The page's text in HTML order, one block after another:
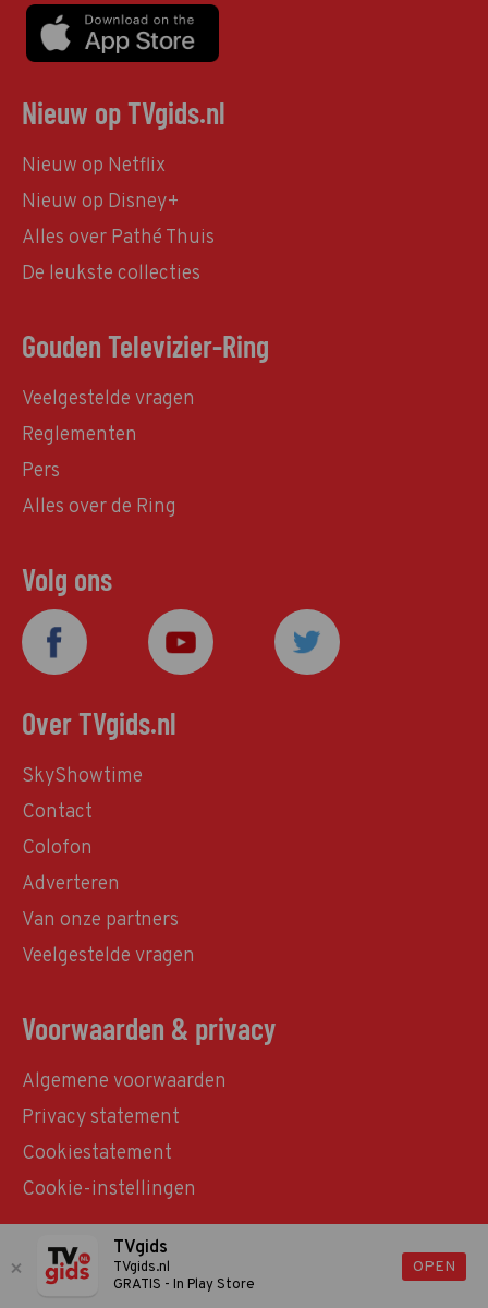
Nieuw op TVgids.nl
Nieuw op Netflix
Nieuw op Disney+
Alles over Pathé Thuis
De leukste collecties
Gouden Televizier-Ring
Veelgestelde vragen
Reglementen
Pers
Alles over de Ring
Volg ons
Over TVgids.nl
SkyShowtime
Contact
Colofon
Adverteren
Van onze partners
Veelgestelde vragen
Voorwaarden & privacy
Algemene voorwaarden
Privacy statement
Cookiestatement
Cookie-instellingen
© TVgids.nl 2026 - All rights reserved. No text and
datamining.
TVgids
TVgids.nl
GRATIS - In Play Store
OPEN